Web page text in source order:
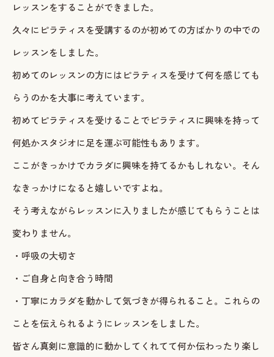
レッスンをすることができました。
久々にピラティスを受講するのが初めての方ばかりの中での
レッスンをしました。
初めてのレッスンの方にはピラティスを受けて何を感じても
らうのかを大事に考えています。
初めてピラティスを受けることでピラティスに興味を持って
何処かスタジオに足を運ぶ可能性もあります。
ここがきっかけでカラダに興味を持てるかもしれない。そん
なきっかけになると嬉しいですよね。
そう考えながらレッスンに入りましたが感じてもらうことは
変わりません。
・呼吸の大切さ
・ご自身と向き合う時間
・丁寧にカラダを動かして気づきが得られること。これらの
ことを伝えられるようにレッスンをしました。
皆さん真剣に意識的に動かしてくれてて何か伝わったり楽し